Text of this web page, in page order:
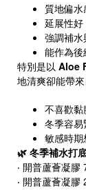
質地偏水
延展性好
強調補水
能作為後
特別是以 Aloe
地清爽卻能帶
不喜歡黏
冬季容易
敏感時期
🌿 冬季補水打
‧ 開普蘆薈凝膠
‧ 開普蘆薈凝膠